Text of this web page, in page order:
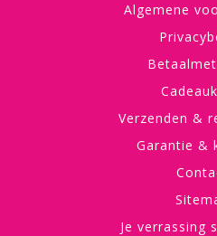
Algemene
Verzenden &
Garantie &
Je verrassing